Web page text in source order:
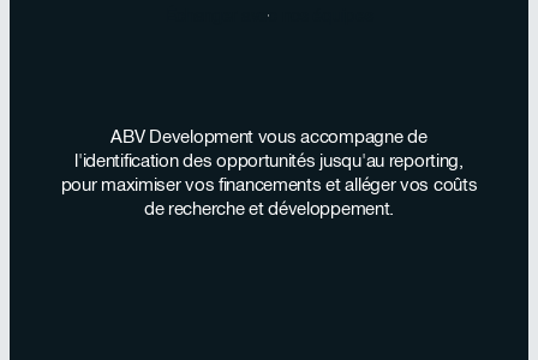
Échanger avec nos équipes
ABV Development vous accompagne de
l'identification des opportunités jusqu'au reporting,
pour maximiser vos financements et alléger vos coûts
de recherche et développement.